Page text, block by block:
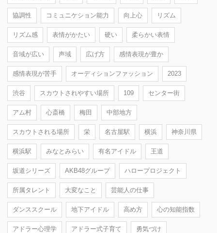
協調性 コミュニケション能力 向上心 リズム
リズム感 表情がかたい 硬い 柔らかい表情
音域が広い 声域 広げ方 感情表現が豊か
感情表現が苦手 オーディションファッション 2023
渋谷 スカウトされやすい場所 109 センター街
アム村 心斎橋 梅田 中部地方
スカウトされる場所 栄 名古屋駅 横浜 神奈川県
横浜駅 みなとみらい 有名アイドル 王道
坂道シリーズ AKB48グループ ハロープロジェクト
所属タレント 大変なこと 芸能人の仕事
ダンススクール 地下アイドル 高め方 心の知能指数
アドラー心理学 アドラー式子育て 勇気づけ